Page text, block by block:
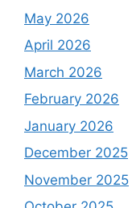
May 2026
April 2026
March 2026
February 2026
January 2026
December 2025
November 2025